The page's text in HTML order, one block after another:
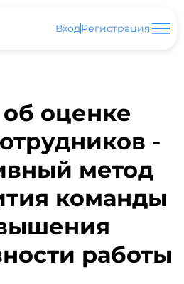
ВходРегистрация
оценке
-
метод
команды
работы